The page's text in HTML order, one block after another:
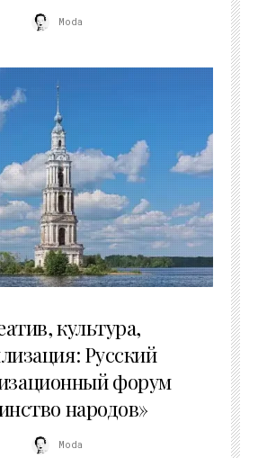
Moda
культура,
Русский
форум
народов»
Moda